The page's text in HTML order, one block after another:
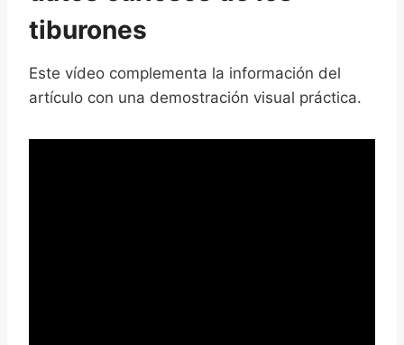
tiburones
Este vídeo complementa la información del
artículo con una demostración visual práctica.